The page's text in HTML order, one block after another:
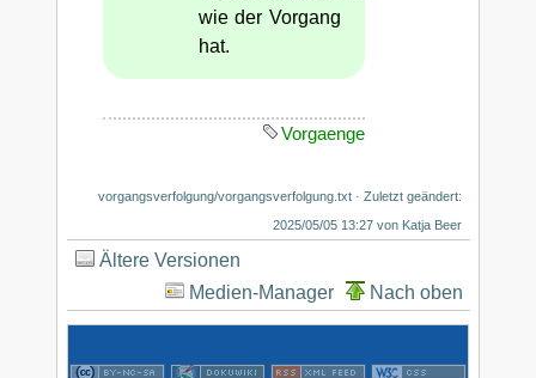
wie der Vorgang
hat.
Vorgaenge
vorgangsverfolgung/vorgangsverfolgung.txt · Zuletzt geändert:
2025/05/05 13:27 von Katja Beer
Ältere Versionen
Medien-Manager
Nach oben